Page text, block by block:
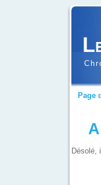
Page
Désolé,